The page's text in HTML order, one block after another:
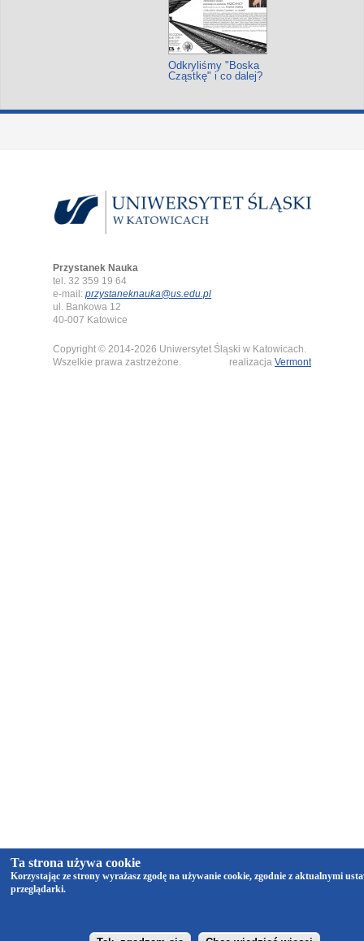
Odkryliśmy "Boska
Cząstkę" i co dalej?
Przystanek Nauka
tel. 32 359 19 64
e-mail: przystaneknauka@us.edu.pl
ul. Bankowa 12
40-007 Katowice
Copyright © 2014-2026 Uniwersytet Śląski w Katowicach.
Wszelkie prawa zastrzeżone.
realizacja Vermont
Ta strona używa cookie
Korzystając ze strony wyrażasz zgodę na używanie cookie, zgodnie z aktualnymi
przeglądarki.